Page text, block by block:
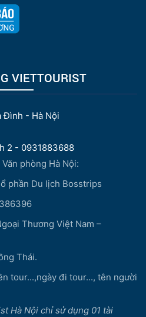
VIETTOURIST
Đình - Hà Nội
2 - 0931883688
phòng Hà Nội:
phần Du lịch Bosstrips
Thương Việt Nam –
Thái.
tour...,ngày đi tour..., tên người
Hà Nội chỉ sử dụng 01 tài